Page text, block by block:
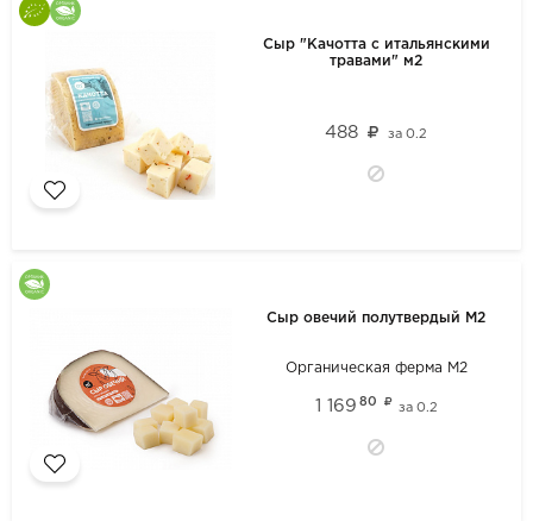
Сыр "Качотта с итальянскими
травами" м2
488 за0.2
Сыр овечий полутвердый М2
Органическая ферма М2
1 169 80 за 0.2